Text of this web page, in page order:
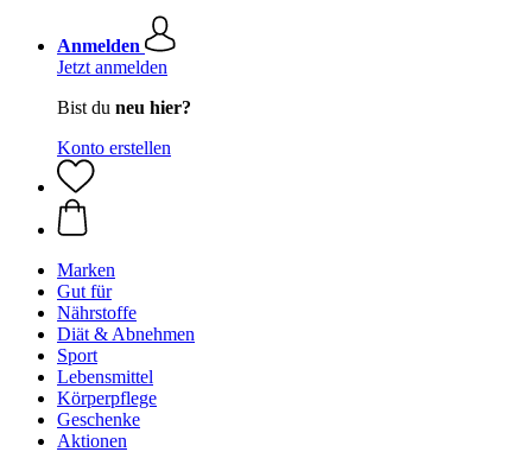
Anmelden
Jetzt anmelden
Bist du neu hier?
Konto erstellen
Marken
Gut für
Nährstoffe
Diät & Abnehmen
Sport
Lebensmittel
Körperpflege
Geschenke
Aktionen